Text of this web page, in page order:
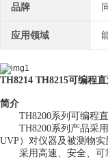
品牌
应用领域
TH8214 TH8215可编程
简介
TH8200系列可编程
TH8200系列产品采
UVP）对仪器及被测物实
采用高速、安全、